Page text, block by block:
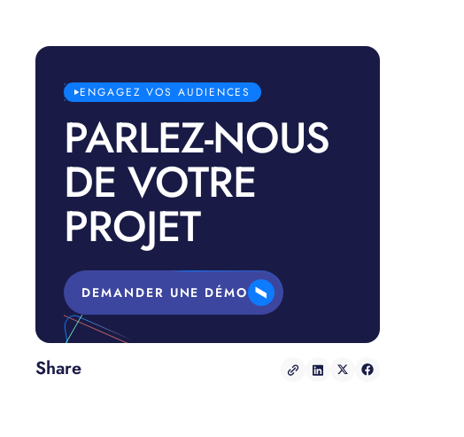
ENGAGEZ VOS AUDIENCES
PARLEZ-NOUS
DE VOTRE
PROJET
DEMANDER UNE DÉMO
Share